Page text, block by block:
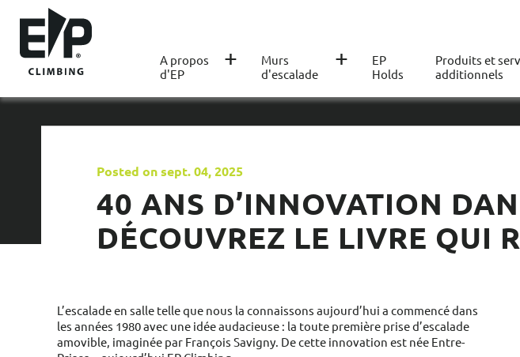
A propos
d'EP
+
Murs
d'escalade
+
EP
Holds
Produits et
additionnels
Posted on sept. 04, 2025
40 ANS D’INNOVATION
DÉCOUVREZ LE LIVRE QUI
L’escalade en salle telle que nous la connaissons aujourd’hui a commencé dans
les années 1980 avec une idée audacieuse : la toute première prise d’escalade
amovible, imaginée par François Savigny. De cette innovation est née Entre-